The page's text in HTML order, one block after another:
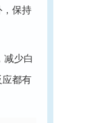
保持
减少白
应都有